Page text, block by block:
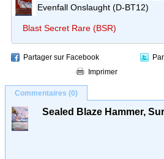
Secret Rare (BSR)
Evenfall Onslaught (D-BT12)
Blast Secret Rare (BSR)
Partager sur Facebook
Imprimer
Commentaires (0)
Sealed Blaze Hammer,